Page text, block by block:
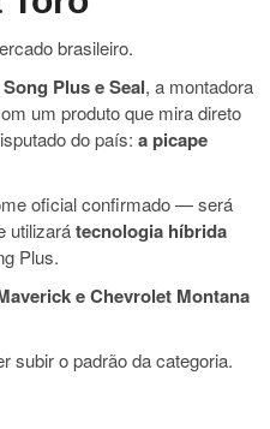
brasileiro.
Plus e Seal, a montadora
um produto que mira direto
do país:a picape
oficial confirmado — será
utilizarátecnologia híbrida
Plus.
e Chevrolet Montana
subir o padrão da categoria.